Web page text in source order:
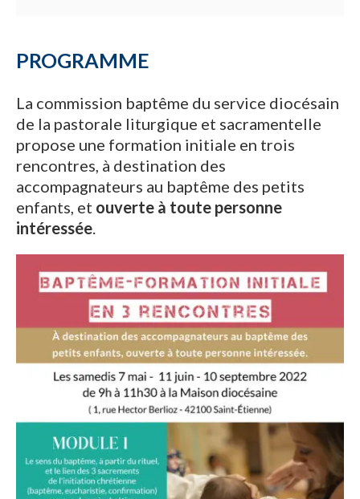
PROGRAMME
La commission baptême du service diocésain
de la pastorale liturgique et sacramentelle
propose une formation initiale en trois
rencontres, à destination des
accompagnateurs au baptême des petits
enfants, et ouverte à toute personne
intéressée.